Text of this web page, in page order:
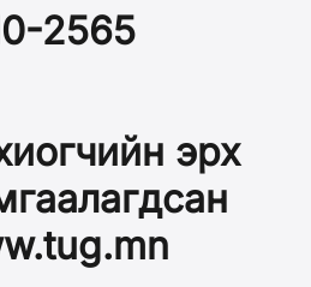
2565
эрх